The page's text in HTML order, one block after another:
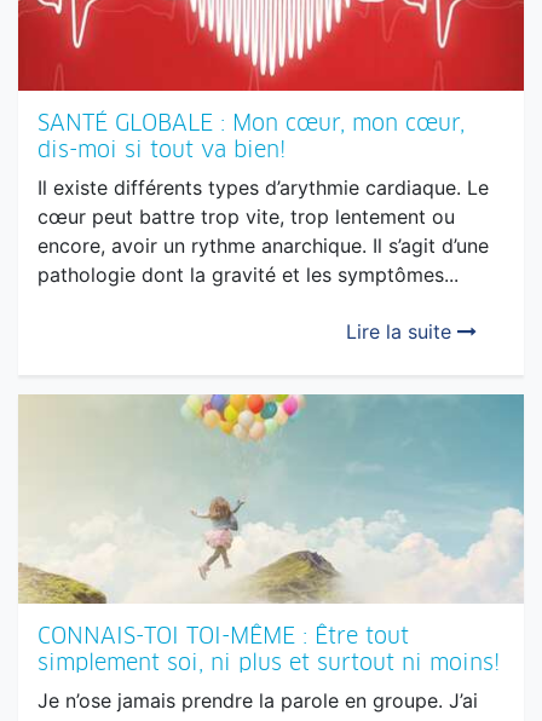
SANTÉ GLOBALE : Mon cœur, mon cœur,
dis-moi si tout va bien!
Il existe différents types d’arythmie cardiaque. Le
cœur peut battre trop vite, trop lentement ou
encore, avoir un rythme anarchique. Il s’agit d’une
pathologie dont la gravité et les symptômes...
Lire la suite
CONNAIS-TOI TOI-MÊME : Être tout
simplement soi, ni plus et surtout ni moins!
Je n’ose jamais prendre la parole en groupe. J’ai
toujours l’impression que les autres savent mieux
que moi. Je doute tellement de moi, même que
lorsque je sens que je pourrais tenter quelque...